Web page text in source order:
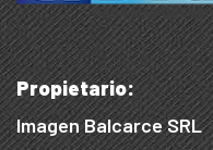
Propietario:
Imagen Balcarce SRL